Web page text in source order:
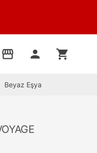
storefront person shopping_cart
Beyaz Eşya